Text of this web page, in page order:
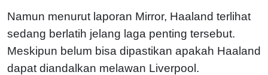
Namun menurut laporan Mirror, Haaland terlihat
sedang berlatih jelang laga penting tersebut.
Meskipun belum bisa dipastikan apakah Haaland
dapat diandalkan melawan Liverpool.